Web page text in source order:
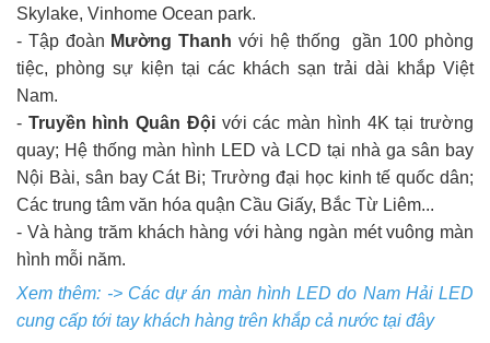
Skylake, Vinhome Ocean park.
- Tập đoàn Mường Thanh với hệ thống gần 100 phòng
tiệc, phòng sự kiện tại các khách sạn trải dài khắp Việt
Nam.
- Truyền hình Quân Độivới các màn hình 4K tại trường
quay; Hệ thống màn hình LED và LCD tại nhà ga sân bay
Nội Bài, sân bay Cát Bi; Trường đại học kinh tế quốc dân;
Các trung tâm văn hóa quận Cầu Giấy, Bắc Từ Liêm...
- Và hàng trăm khách hàng với hàng ngàn mét vuông màn
hình mỗi năm.
Xem thêm: -> Các dự án màn hình LED do Nam Hải LED
cung cấp tới tay khách hàng trên khắp cả nước tại đây